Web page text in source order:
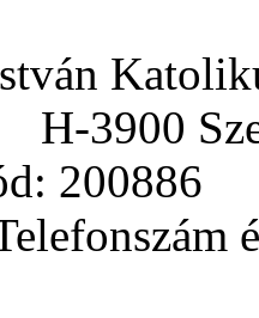
H-3900
200886